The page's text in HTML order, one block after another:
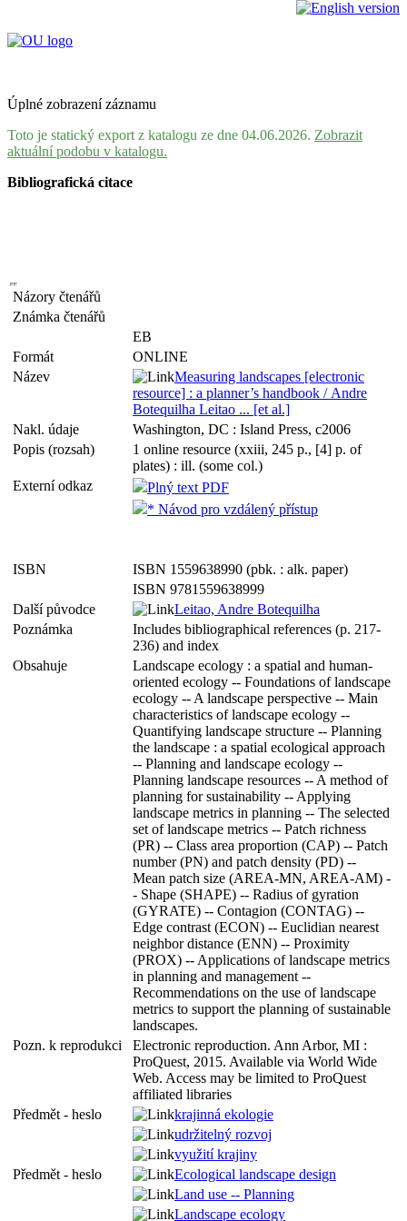
Úplné zobrazení záznamu
Toto je statický export z katalogu ze dne 04.06.2026. Zobrazit
aktuální podobu v katalogu.
Bibliografická citace
Názory čtenářů
Známka čtenářů
EB
Formát
ONLINE
Název
Measuring landscapes [electronic
resource] : a planner’s handbook / Andre
Botequilha Leitao ... [et al.]
Nakl. údaje
Washington, DC : Island Press, c2006
Popis (rozsah)
1 online resource (xxiii, 245 p., [4] p. of
plates) : ill. (some col.)
Externí odkaz
Plný text PDF
* Návod pro vzdálený přístup
ISBN
ISBN 1559638990 (pbk. : alk. paper)
ISBN 9781559638999
Další původce
Leitao, Andre Botequilha
Poznámka
Includes bibliographical references (p. 217-
236) and index
Obsahuje
Landscape ecology : a spatial and human-
oriented ecology -- Foundations of landscape
ecology -- A landscape perspective -- Main
characteristics of landscape ecology --
Quantifying landscape structure -- Planning
the landscape : a spatial ecological approach
-- Planning and landscape ecology --
Planning landscape resources -- A method of
planning for sustainability -- Applying
landscape metrics in planning -- The selected
set of landscape metrics -- Patch richness
(PR) -- Class area proportion (CAP) -- Patch
number (PN) and patch density (PD) --
Mean patch size (AREA-MN, AREA-AM) -
- Shape (SHAPE) -- Radius of gyration
(GYRATE) -- Contagion (CONTAG) --
Edge contrast (ECON) -- Euclidian nearest
neighbor distance (ENN) -- Proximity
(PROX) -- Applications of landscape metrics
in planning and management --
Recommendations on the use of landscape
metrics to support the planning of sustainable
landscapes.
Pozn. k reprodukci
Electronic reproduction. Ann Arbor, MI :
ProQuest, 2015. Available via World Wide
Web. Access may be limited to ProQuest
affiliated libraries
Předmět - heslo
krajinná ekologie
udržitelný rozvoj
využití krajiny
Předmět - heslo
Ecological landscape design
Land use -- Planning
Landscape ecology